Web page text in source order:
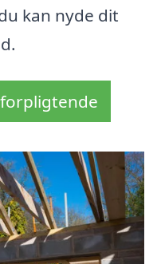
kan nyde dit